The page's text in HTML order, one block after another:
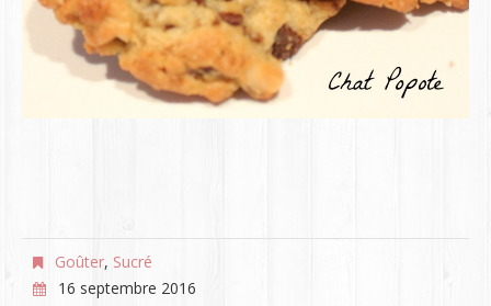
Goûter, Sucré
16 septembre 2016